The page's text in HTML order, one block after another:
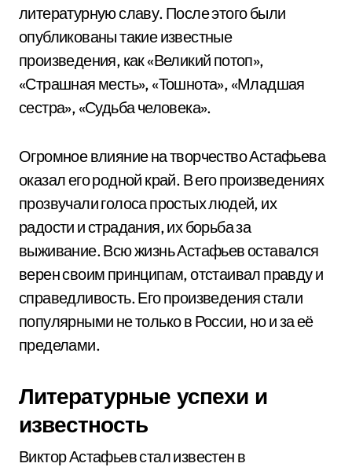
литературную славу. После этого были
опубликованы такие известные
произведения, как «Великий потоп»,
«Страшная месть», «Тошнота», «Младшая
сестра», «Судьба человека».
Огромное влияние на творчество Астафьева
оказал его родной край. В его произведениях
прозвучали голоса простых людей, их
радости и страдания, их борьба за
выживание. Всю жизнь Астафьев оставался
верен своим принципам, отстаивал правду и
справедливость. Его произведения стали
популярными не только в России, но и за её
пределами.
Литературные успехи и
известность
Виктор Астафьев стал известен в